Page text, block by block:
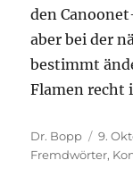
den
aber bei der
bestimmt
Flamen recht
Autor
Dr. Bopp
am
9.
Fremdwörter,